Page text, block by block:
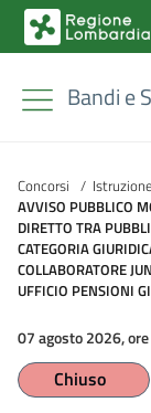
Bandi e
Concorsi /
AVVISO PUBBLICO
DIRETTO TRA
CATEGORIA
COLLABORATORE
UFFICIO PENSIONI
07 agosto 2026,
Chiuso